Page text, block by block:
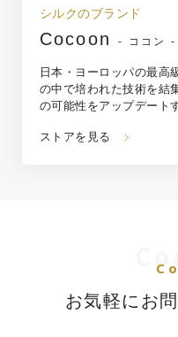
シルクのブランド
Cocoon- ココン -
日本・ヨーロッパの最高
の中で培われた技術を結
の可能性をアップデート
ストアを見る
お気軽にお